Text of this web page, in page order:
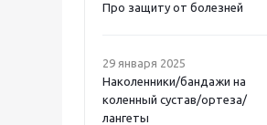
Про защиту от болезней
29 января 2025
Наколенники/бандажи на
коленный сустав/ортеза/
лангеты